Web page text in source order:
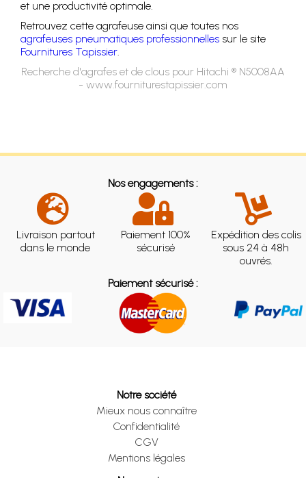
et une productivité optimale.
Retrouvez cette agrafeuse ainsi que toutes nos
agrafeuses pneumatiques professionnelles sur le site
Fournitures Tapissier.
Recherche d'agrafes et de clous pour Hitachi ® N5008AA
- www.fourniturestapissier.com
Nos engagements :
Livraison partout
dans le monde
Paiement 100%
sécurisé
Expédition des colis
sous 24 à 48h
ouvrés.
Paiement sécurisé :
Notre société
Mieux nous connaître
Confidentialité
CGV
Mentions légales